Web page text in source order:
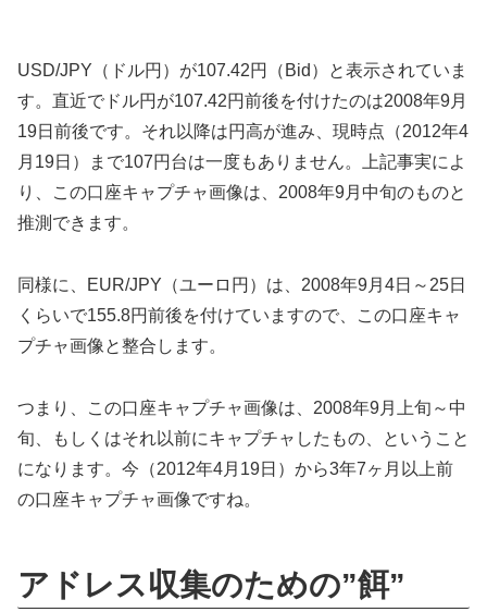
USD/JPY（ドル円）が107.42円（Bid）と表示されていま
す。直近でドル円が107.42円前後を付けたのは2008年9月
19日前後です。それ以降は円高が進み、現時点（2012年4
月19日）まで107円台は一度もありません。上記事実によ
り、この口座キャプチャ画像は、2008年9月中旬のものと
推測できます。
同様に、EUR/JPY（ユーロ円）は、2008年9月4日～25日
くらいで155.8円前後を付けていますので、この口座キャ
プチャ画像と整合します。
つまり、この口座キャプチャ画像は、2008年9月上旬～中
旬、もしくはそれ以前にキャプチャしたもの、ということ
になります。今（2012年4月19日）から3年7ヶ月以上前
の口座キャプチャ画像ですね。
アドレス収集のための”餌”